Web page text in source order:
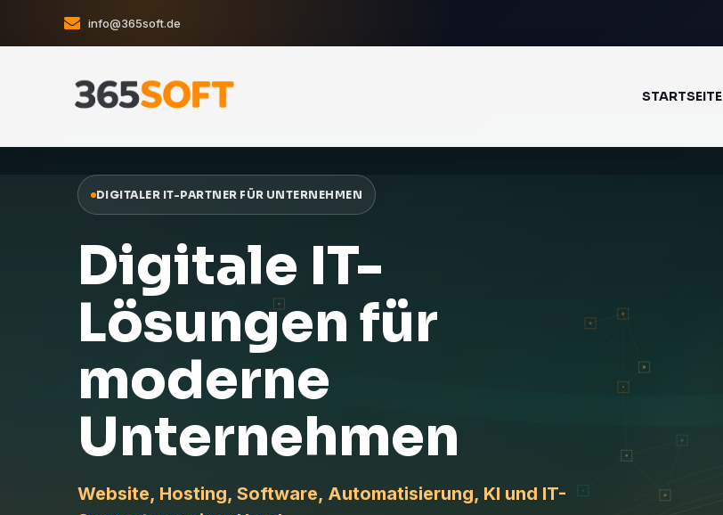
info@365soft.de
STARTSEITE
DIGITALER IT-PARTNER FÜR UNTERNEHMEN
Digitale IT-
Lösungen für
moderne
Unternehmen
Website, Hosting, Software, Automatisierung, KI und IT-